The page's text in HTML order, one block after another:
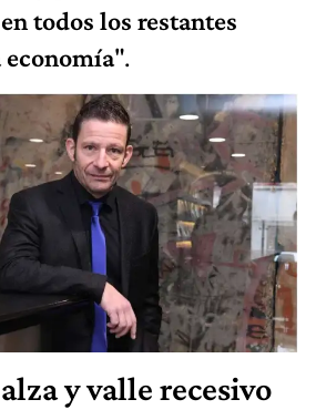
todos los restantes
economía".
y valle recesivo